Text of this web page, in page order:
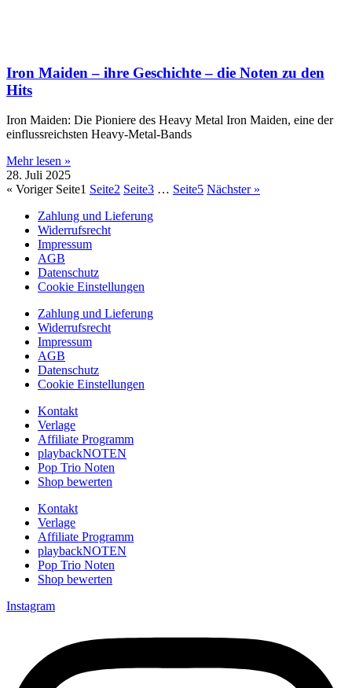
Iron Maiden – ihre Geschichte – die Noten zu den
Hits
Iron Maiden: Die Pioniere des Heavy Metal Iron Maiden, eine der
einflussreichsten Heavy-Metal-Bands
Mehr lesen »
28. Juli 2025
« Voriger Seite1 Seite2 Seite3 … Seite5 Nächster »
Zahlung und Lieferung
Widerrufsrecht
Impressum
AGB
Datenschutz
Cookie Einstellungen
Zahlung und Lieferung
Widerrufsrecht
Impressum
AGB
Datenschutz
Cookie Einstellungen
Kontakt
Verlage
Affiliate Programm
playbackNOTEN
Pop Trio Noten
Shop bewerten
Kontakt
Verlage
Affiliate Programm
playbackNOTEN
Pop Trio Noten
Shop bewerten
Instagram